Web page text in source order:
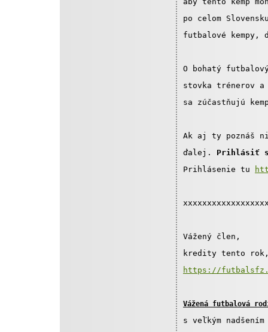
po celom
futbalové kempy,
O bohatý
stovka trénerov
sa zúčastňujú
Ak aj ty poznáš
ďalej. Prihlásiť
Prihlásenie tu
Vážený člen,
kredity tento
https://
Vážená futbalová
s veľkým